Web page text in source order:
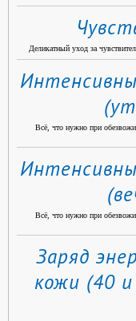
Деликатный уход за
Всё, что нужно при
Всё, что нужно при
Заряд
кожи (40